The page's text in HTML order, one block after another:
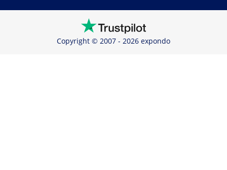
Copyright © 2007 - 2026 expondo